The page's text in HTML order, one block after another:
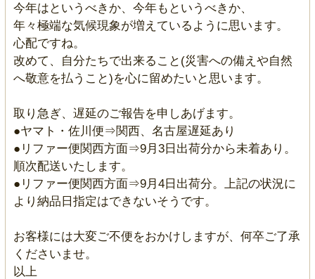
今年はというべきか、今年もというべきか、
年々極端な気候現象が増えているように思います。
心配ですね。
改めて、自分たちで出来ること(災害への備えや自然
へ敬意を払うこと)を心に留めたいと思います。
取り急ぎ、遅延のご報告を申しあげます。
●ヤマト・佐川便⇒関西、名古屋遅延あり
●リファー便関西方面⇒9月3日出荷分から未着あり。
順次配送いたします。
●リファー便関西方面⇒9月4日出荷分。上記の状況に
より納品日指定はできないそうです。
お客様には大変ご不便をおかけしますが、何卒ご了承
くださいませ。
以上